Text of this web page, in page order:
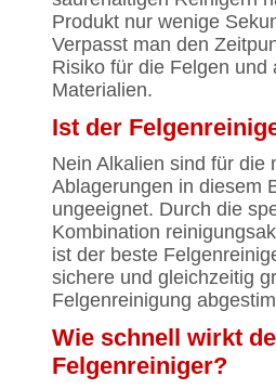
Produkt nur wenige
Verpasst man den
Risiko für die Felgen und
Materialien.
Ist der
Nein Alkalien sind für die
Ablagerungen in diesem
ungeeignet. Durch die
Kombination
ist der beste
sichere und gleichzeitig
Felgenreinigung
Wie schnell wirkt
Felgenreiniger?